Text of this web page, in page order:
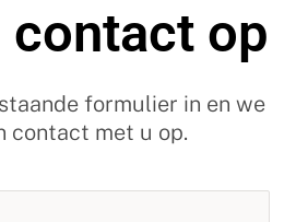
contact op
formulier in en we
contact met u op.